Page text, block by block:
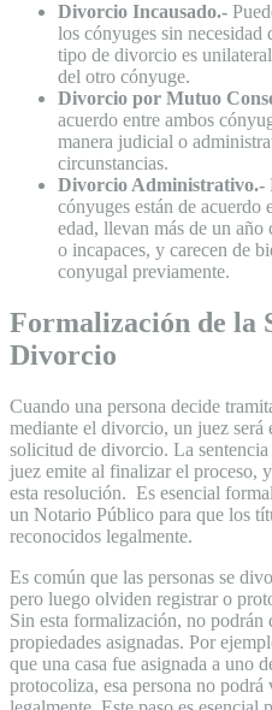
Divorcio Incausado.-
los cónyuges sin necesidad
tipo de divorcio es
del otro cónyuge.
Divorcio por Mutuo
acuerdo entre ambos
manera judicial o
circunstancias.
Divorcio Administrativo.-
cónyuges están de acuerdo
edad, llevan más de un año
o incapaces, y carecen de
conyugal previamente.
Formalización de la
Divorcio
Cuando una persona decide
mediante el divorcio, un juez será
solicitud de divorcio. La
juez emite al finalizar el proceso,
esta resolución. Es esencial
un Notario Público para que los
reconocidos legalmente.
Es común que las personas se
pero luego olviden registrar o
Sin esta formalización, no podrán
propiedades asignadas. Por
que una casa fue asignada a uno
protocoliza, esa persona no